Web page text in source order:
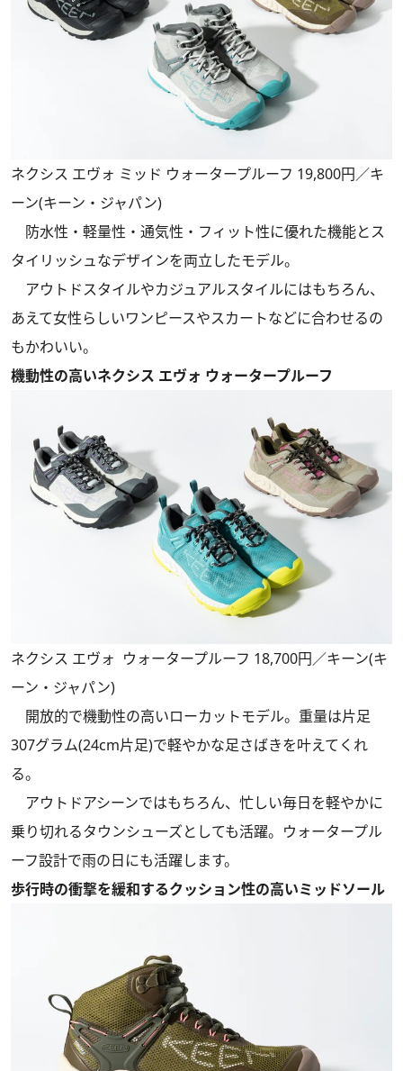
ネクシス エヴォ ミッド ウォータープルーフ 19,800円／キ
ーン(キーン・ジャパン)
防水性・軽量性・通気性・フィット性に優れた機能とス
タイリッシュなデザインを両立したモデル。
アウトドスタイルやカジュアルスタイルにはもちろん、
あえて女性らしいワンピースやスカートなどに合わせるの
もかわいい。
機動性の高いネクシス エヴォ ウォータープルーフ
ネクシス エヴォ ウォータープルーフ 18,700円／キーン(キ
ーン・ジャパン)
開放的で機動性の高いローカットモデル。重量は片足
307グラム(24cm片足)で軽やかな足さばきを叶えてくれ
る。
アウトドアシーンではもちろん、忙しい毎日を軽やかに
乗り切れるタウンシューズとしても活躍。ウォータープル
ーフ設計で雨の日にも活躍します。
歩行時の衝撃を緩和するクッション性の高いミッドソール